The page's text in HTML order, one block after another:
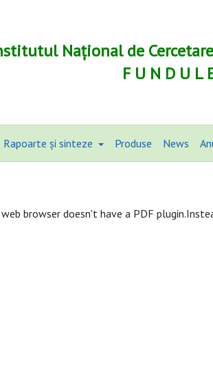
Național de
F U N D U L
Rapoarte și sinteze Produse News
browser doesn't have a PDF